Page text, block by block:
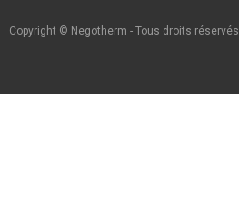
Copyright © Negotherm - Tous droits réservés